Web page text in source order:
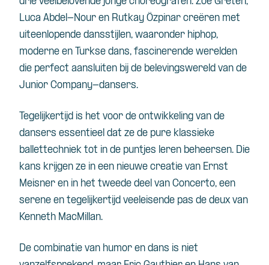
Luca Abdel-Nour en Rutkay Özpinar creëren met
uiteenlopende dansstijlen, waaronder hiphop,
moderne en Turkse dans, fascinerende werelden
die perfect aansluiten bij de belevingswereld van de
Junior Company-dansers.
Tegelijkertijd is het voor de ontwikkeling van de
dansers essentieel dat ze de pure klassieke
ballettechniek tot in de puntjes leren beheersen. Die
kans krijgen ze in een nieuwe creatie van Ernst
Meisner en in het tweede deel van Concerto, een
serene en tegelijkertijd veeleisende pas de deux van
Kenneth MacMillan.
De combinatie van humor en dans is niet